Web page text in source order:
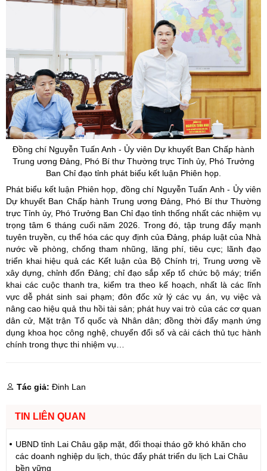
Đồng chí Nguyễn Tuấn Anh - Ủy viên Dự khuyết Ban Chấp hành
Trung ương Đảng, Phó Bí thư Thường trực Tỉnh ủy, Phó Trưởng
Ban Chỉ đạo tỉnh phát biểu kết luận Phiên họp.
Phát biểu kết luận Phiên họp, đồng chí Nguyễn Tuấn Anh - Ủyviên
Dự khuyết Ban Chấp hành Trung ương Đảng, Phó Bí thư Thường
trực Tỉnh ủy, Phó Trưởng Ban Chỉ đạo tỉnh thống nhất các nhiệm vụ
trọng tâm 6 tháng cuối năm 2026. Trong đó, tập trung đẩy mạnh
tuyên truyền, cụ thể hóa các quy định của Đảng, pháp luật của Nhà
nước về phòng, chống tham nhũng, lãng phí, tiêu cực; lãnh đạo
triển khai hiệu quả các Kết luận của Bộ Chính trị, Trung ương về
xây dựng, chỉnh đốn Đảng; chỉ đạo sắp xếp tổ chức bộ máy; triển
khai các cuộc thanh tra, kiểm tra theo kế hoạch, nhất là các lĩnh
vực dễ phát sinh sai phạm; đôn đốc xử lý các vụ án, vụ việc và
nâng cao hiệu quả thu hồi tài sản; phát huy vai trò của các cơ quan
dân cử, Mặt trận Tổ quốc và Nhân dân; đồng thời đẩy mạnh ứng
dụng khoa học công nghệ, chuyển đổi số và cải cách thủ tục hành
chính trong thực thi nhiệm vụ…
Tác giả: Đinh Lan
TIN LIÊN QUAN
UBND tỉnh Lai Châu gặp mặt, đối thoại tháo gỡ khó khăn cho
các doanh nghiệp du lịch, thúc đẩy phát triển du lịch Lai Châu
bền vững